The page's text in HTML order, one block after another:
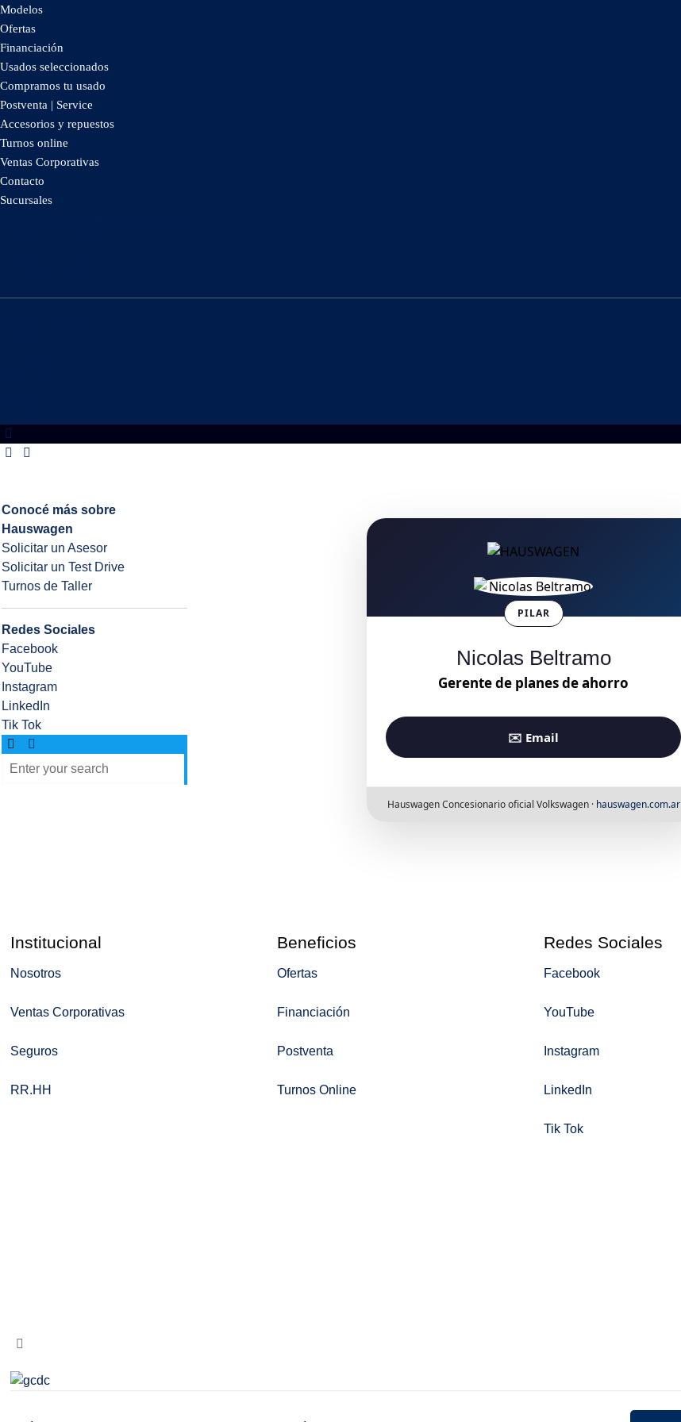
Modelos
Ofertas
Financiación
Usados seleccionados
Compramos tu usado
Postventa | Service
Accesorios y repuestos
Turnos online
Ventas Corporativas
Contacto
Sucursales
Conocé más sobre
Hauswagen
Solicitar un Asesor
Solicitar un Test Drive
Turnos de Taller
Redes Sociales
Facebook
YouTube
Instagram
LinkedIn
Tik Tok
PILAR
Nicolas Beltramo
Gerente de planes de ahorro
✉️ Email
Hauswagen Concesionario oficial Volkswagen · hauswagen.com.ar
Institucional
Nosotros
Ventas Corporativas
Seguros
RR.HH
Beneficios
Ofertas
Financiación
Postventa
Turnos Online
Redes Sociales
Facebook
YouTube
Instagram
LinkedIn
Tik Tok